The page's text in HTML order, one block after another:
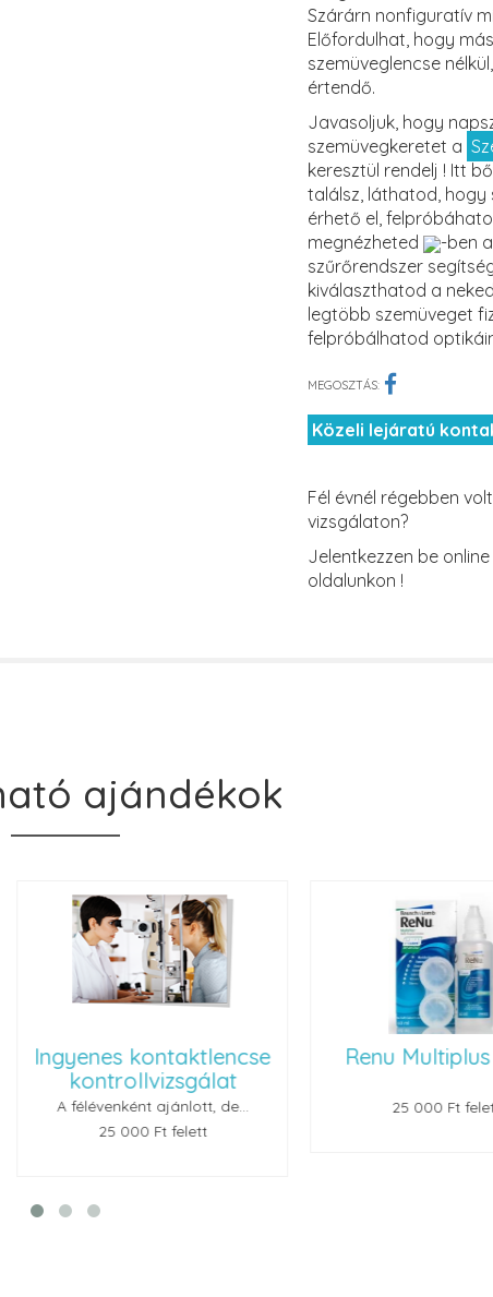
Szárárn nonfiguratív
Előfordulhat, hogy
szemüveglencse
értendő.
Javasoljuk, hogy
szemüvegkeretet a
keresztül rendelj ! Itt
találsz, láthatod, hogy
érhető el,
megnézheted
-ben
szűrőrendszer
kiválaszthatod a
legtöbb szemüveget
felpróbálhatod
MEGOSZTÁS:
Közeli lejáratú
Fél évnél régebben
vizsgálaton?
Jelentkezzen be online
oldalunkon !
ajándékok
kontaktlencse
ajánlott, de...
25 000 Ft felett
Renu Multiplus 60ml
25 000 Ft felett